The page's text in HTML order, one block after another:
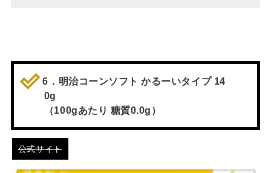
6．明治コーンソフト かるーいタイプ 14
0g
（100gあたり 糖質0.0g）
公式サイト